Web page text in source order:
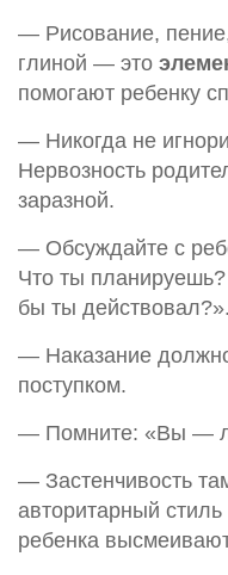
— Рисование,
глиной — это
помогают ребенку
— Никогда не
Нервозность
заразной.
— Обсуждайте с
Что ты
бы ты действовал?».
— Наказание
поступком.
— Помните: «Вы —
— Застенчивость
авторитарный стиль
ребенка